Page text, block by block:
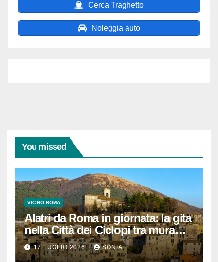
Cerca Traghetto
Noleggia auto
You missed
VICINO ROMA
Alatri da Roma in giornata: la gita
nella Città dei Ciclopi tra mura
megalitiche, vicoli medievali e
panorami di Ciociaria
17 LUGLIO 2026 SONIA